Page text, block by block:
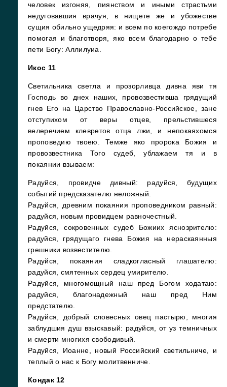
человек изгоняя, пиянством и иными страстьми
недуговавшия врачуя, в нищете же и убожестве
сущия обильно ущедряя: и всем по коегождо потребе
помогая и благотворя, яко всем благодарно о тебе
пети Богу: Аллилуиа.
Икос 11
Светильника светла и прозорливца дивна яви тя
Господь во днех наших, провозвестивша грядущий
гнев Его на Царство Православно-Российское, зане
отступихом от веры отцев, прельстившеся
велеречием клевретов отца лжи, и непокаяхомся
проповедию твоею. Темже яко пророка Божия и
провозвестника Того судеб, ублажаем тя и в
покаянии взываем:
Радуйся, провидче дивный: радуйся, будущих
событий предсказателю неложный.
Радуйся, древним покаяния проповедником равный:
радуйся, новым провидцем равночестный.
Радуйся, сокровенных судеб Божиих яснозрителю:
радуйся, грядущаго гнева Божия на нераскаянныя
грешники возвестителю.
Радуйся, покаяния сладкогласный глашателю:
радуйся, смятенных сердец умирителю.
Радуйся, многомощный наш пред Богом ходатаю:
радуйся, благонадежный наш пред Ним
предстателю.
Радуйся, добрый словесных овец пастырю, многия
заблудшия душ взыскавый: радуйся, от уз темничных
и смерти многихя свободивый.
Радуйся, Иоанне, новый Российский светильниче, и
теплый о нас к Богу молитвенниче.
Кондак 12